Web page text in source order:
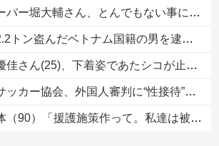
大輔さん、とんでもない事になるｗｗｗｗｗｗｗｗ
だベトナム国籍の男を逮捕 #移民 #外国人 #ニュース
さん(25)、下着姿であたシコが止まらない
待”報道・・・」→「2002年の審判買収が事実だったのか？」「日本人が言ってたこと正しかったね・・・...
「援護施策作って。私達は被爆して健康を失った」